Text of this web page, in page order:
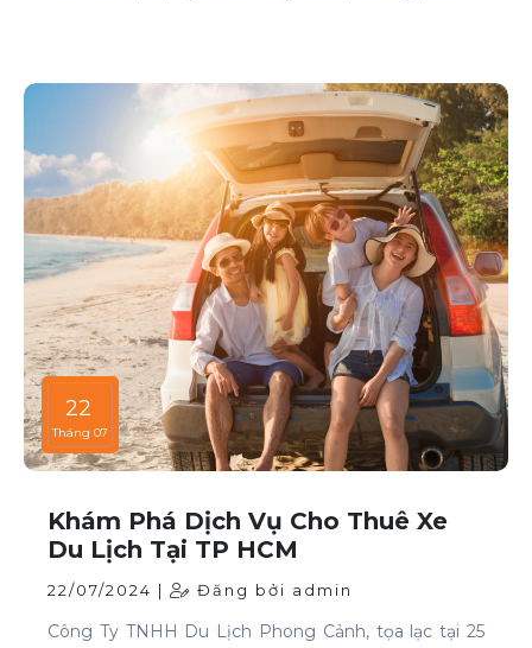
cao điểm khi thuê xe ô tô và những lưu ý để thuê xe
một cách thông minh và tiết kiệm.
22
Tháng 07
Khám Phá Dịch Vụ Cho Thuê Xe
Du Lịch Tại TP HCM
22/07/2024 | Đăng bởi admin
Công Ty TNHH Du Lịch Phong Cảnh, tọa lạc tại 25